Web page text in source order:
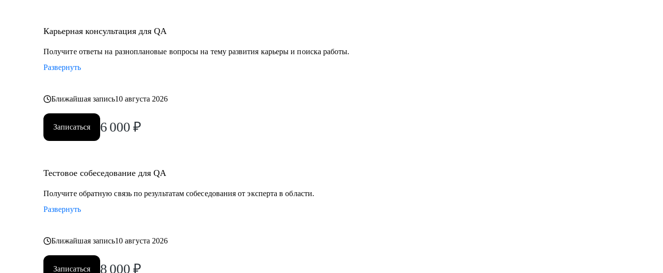
Карьерная консультация для QA
Получите ответы на разноплановые вопросы на тему развития карьеры и поиска работы.
Развернуть
Ближайшая запись10 августа 2026
Записаться 6 000 ₽
Тестовое собеседование для QA
Получите обратную связь по результатам собеседования от эксперта в области.
Развернуть
Ближайшая запись10 августа 2026
Записаться 8 000 ₽